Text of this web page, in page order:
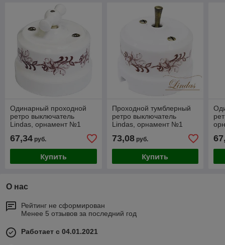
Одинарный проходной
ретро выключатель
Lindas, орнамент №1
67,34 руб.
Купить
Проходной тумблерный
ретро выключатель
Lindas, орнамент №1
73,08руб.
Купить
О нас
Рейтинг не сформирован
Менее 5 отзывов за последний год
Работает с 04.01.2021